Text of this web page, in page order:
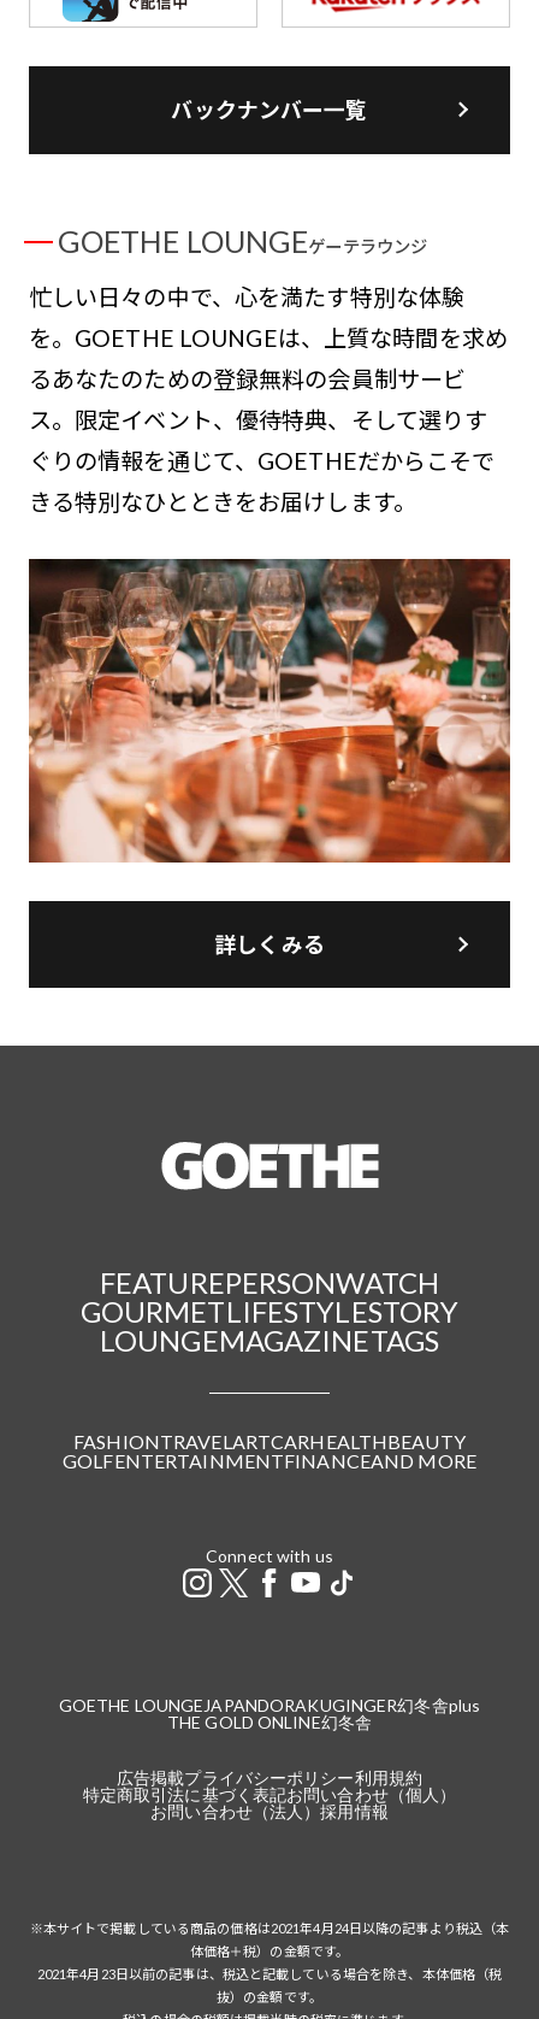
バックナンバー一覧
GOETHE LOUNGEゲーテラウンジ
忙しい日々の中で、心を満たす特別な体験
を。GOETHE LOUNGEは、上質な時間を求め
るあなたのための登録無料の会員制サービ
ス。限定イベント、優待特典、そして選りす
ぐりの情報を通じて、GOETHEだからこそで
きる特別なひとときをお届けします。
詳しくみる
FEATUREPERSONWATCH
GOURMETLIFESTYLESTORY
LOUNGEMAGAZINETAGS
FASHIONTRAVELARTCARHEALTHBEAUTY
GOLFENTERTAINMENTFINANCEAND MORE
Connect with us
GOETHE LOUNGE JAPANDORAKUGINGER幻冬舎plus
THE GOLD ONLINE幻冬舎
広告掲載プライバシーポリシー利用規約
特定商取引法に基づく表記お問い合わせ（個人）
お問い合わせ（法人）採用情報
※本サイトで掲載している商品の価格は2021年4月24日以降の記事より税込（本
体価格＋税）の金額です。
2021年4月23日以前の記事は、税込と記載している場合を除き、本体価格（税
抜）の金額です。